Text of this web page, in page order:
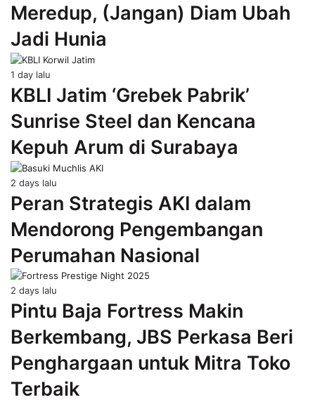
Meredup, (Jangan) Diam Ubah
Jadi Hunia
1 day lalu
KBLI Jatim ‘Grebek Pabrik’
Sunrise Steel dan Kencana
Kepuh Arum di Surabaya
2 days lalu
Peran Strategis AKI dalam
Mendorong Pengembangan
Perumahan Nasional
2 days lalu
Pintu Baja Fortress Makin
Berkembang, JBS Perkasa Beri
Penghargaan untuk Mitra Toko
Terbaik